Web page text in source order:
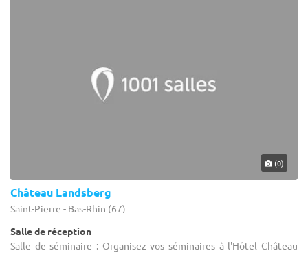
(0)
Château Landsberg
Saint-Pierre - Bas-Rhin (67)
Salle de réception
Salle de séminaire : Organisez vos séminaires à l'Hôtel Château